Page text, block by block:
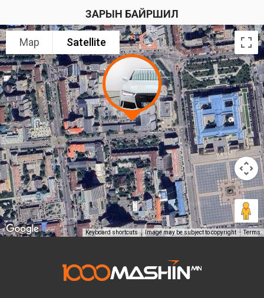
ЗАРЫН БАЙРШИЛ
Map Satellite
Keyboard shortcuts Image may be subject to copyright Terms